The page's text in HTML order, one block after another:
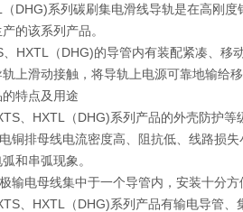
DHG)系列碳刷集电滑线导轨是在高刚度
产的该系列产品。
HXTL（DHG)的导管内有装配紧凑、移
上滑动接触，将导轨上电源可靠地输给移
的特点及用途
、HXTL（DHG)系列产品的外壳防护等
铜排母线电流密度高、阻抗低、线路损失
和串弧现象。
输电母线集中于一个导管内，安装十分方
、HXTL（DHG)系列产品有输电导管、